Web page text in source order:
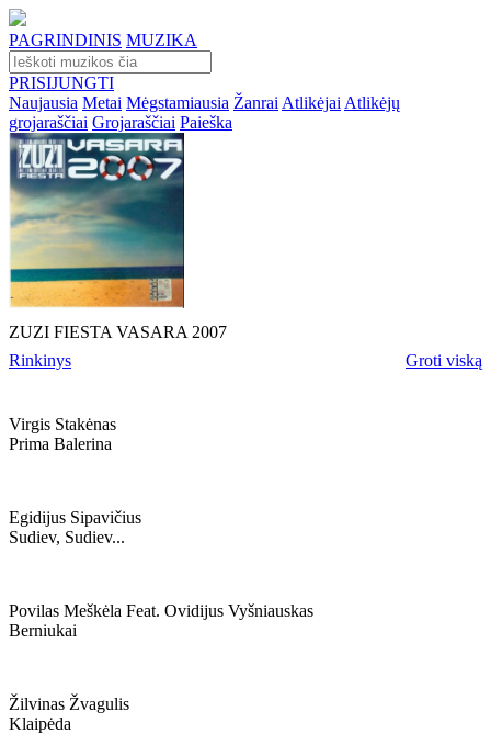
PAGRINDINIS MUZIKA
PRISIJUNGTI
Naujausia Metai Mėgstamiausia Žanrai Atlikėjai Atlikėjų
grojaraščiai Grojaraščiai Paieška
ZUZI FIESTA VASARA 2007
Rinkinys
Groti viską
Virgis Stakėnas
Prima Balerina
Egidijus Sipavičius
Sudiev, Sudiev...
Povilas Meškėla Feat. Ovidijus Vyšniauskas
Berniukai
Žilvinas Žvagulis
Klaipėda